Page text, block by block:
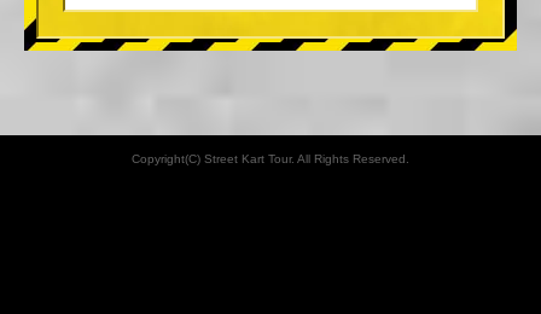
Copyright(C) Street Kart Tour. All Rights Reserved.